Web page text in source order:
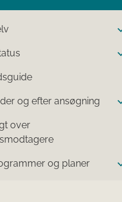
og efter ansøgning
over
og planer